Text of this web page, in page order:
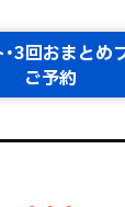
･3回おまとめ
ご予約